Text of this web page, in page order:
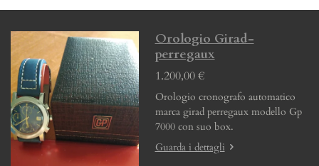
Orologio Girad-
perregaux
1.200,00 €
Orologio cronografo automatico
marca girad perregaux modello Gp
7000 con suo box.
Guarda i dettagli